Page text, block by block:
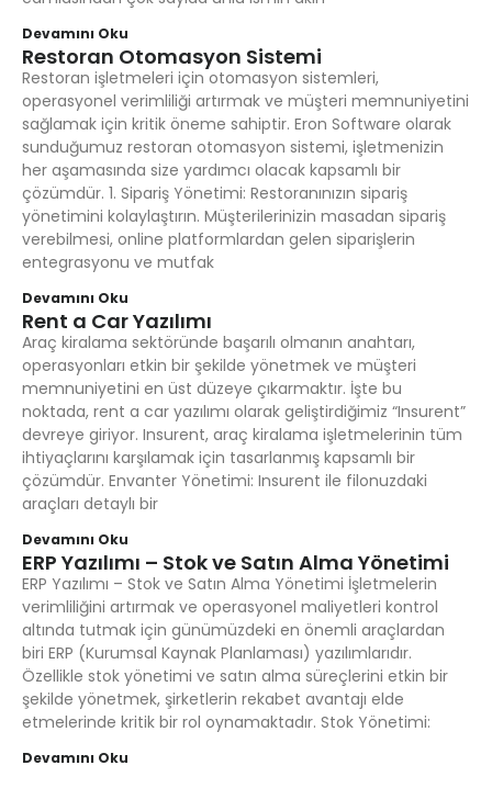
Devamını Oku
Restoran Otomasyon Sistemi
Restoran işletmeleri için otomasyon sistemleri,
operasyonel verimliliği artırmak ve müşteri memnuniyetini
sağlamak için kritik öneme sahiptir. Eron Software olarak
sunduğumuz restoran otomasyon sistemi, işletmenizin
her aşamasında size yardımcı olacak kapsamlı bir
çözümdür. 1. Sipariş Yönetimi: Restoranınızın sipariş
yönetimini kolaylaştırın. Müşterilerinizin masadan sipariş
verebilmesi, online platformlardan gelen siparişlerin
entegrasyonu ve mutfak
Devamını Oku
Rent a Car Yazılımı
Araç kiralama sektöründe başarılı olmanın anahtarı,
operasyonları etkin bir şekilde yönetmek ve müşteri
memnuniyetini en üst düzeye çıkarmaktır. İşte bu
noktada, rent a car yazılımı olarak geliştirdiğimiz “Insurent”
devreye giriyor. Insurent, araç kiralama işletmelerinin tüm
ihtiyaçlarını karşılamak için tasarlanmış kapsamlı bir
çözümdür. Envanter Yönetimi: Insurent ile filonuzdaki
araçları detaylı bir
Devamını Oku
ERP Yazılımı – Stok ve Satın Alma Yönetimi
ERP Yazılımı – Stok ve Satın Alma Yönetimi İşletmelerin
verimliliğini artırmak ve operasyonel maliyetleri kontrol
altında tutmak için günümüzdeki en önemli araçlardan
biri ERP (Kurumsal Kaynak Planlaması) yazılımlarıdır.
Özellikle stok yönetimi ve satın alma süreçlerini etkin bir
şekilde yönetmek, şirketlerin rekabet avantajı elde
etmelerinde kritik bir rol oynamaktadır. Stok Yönetimi:
Devamını Oku